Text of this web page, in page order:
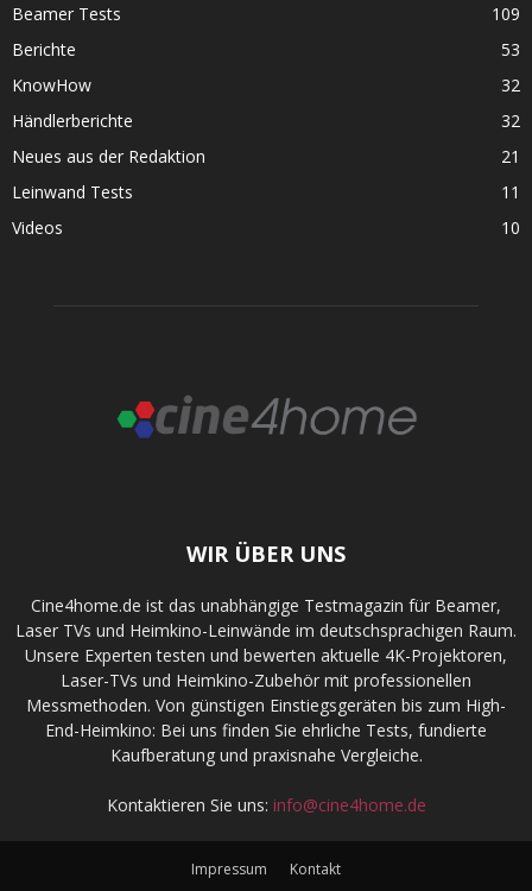
Beamer Tests
109
Berichte
53
KnowHow
32
Händlerberichte
32
Neues aus der Redaktion
21
Leinwand Tests
11
Videos
10
WIR ÜBER UNS
Cine4home.de ist das unabhängige Testmagazin für Beamer,
Laser TVs und Heimkino-Leinwände im deutschsprachigen Raum.
Unsere Experten testen und bewerten aktuelle 4K-Projektoren,
Laser-TVs und Heimkino-Zubehör mit professionellen
Messmethoden. Von günstigen Einstiegsgeräten bis zum High-
End-Heimkino: Bei uns finden Sie ehrliche Tests, fundierte
Kaufberatung und praxisnahe Vergleiche.
Kontaktieren Sie uns: info@cine4home.de
Impressum Kontakt